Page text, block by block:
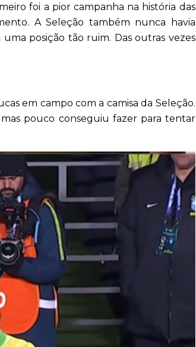
foi a pior campanha na história das
A Seleção também nunca havia
posição tão ruim. Das outras vezes
em campo com a camisa da Seleção.
pouco conseguiu fazer para tentar